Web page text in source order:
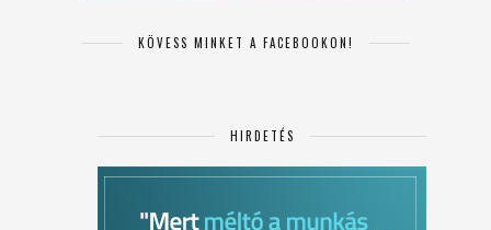
KÖVESS MINKET A FACEBOOKON!
HIRDETÉS